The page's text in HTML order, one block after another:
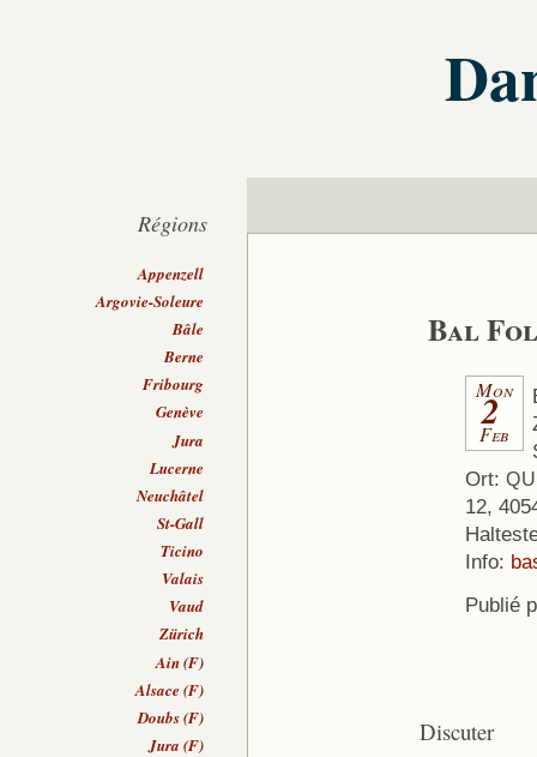
Bal
Mon
2
Feb
Ort:
12,
Info:
Publié
Discuter
Régions
Appenzell
Argovie-Soleure
Bâle
Berne
Fribourg
Genève
Jura
Lucerne
Neuchâtel
St-Gall
Ticino
Valais
Vaud
Zürich
Ain (F)
Alsace (F)
Doubs (F)
Jura (F)